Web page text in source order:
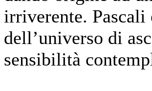
irriverente.
dell’universo di
sensibilità